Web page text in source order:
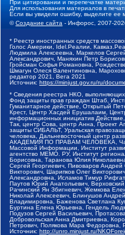
При цитировании и перепечатке
Для использования материалов в
Если вы увидели ошибку, выделите
©Создание сайта - Инфорос, 2007-
* Реестр иностранных средств
Голос Америки, Idel.Реалии,
Людмила Алексеевна, Маркелов
Александрович, Маняхин Петр
Гройсман Софья Романовна,
Шмагун Олеся Валентиновна,
редактор 2021, Вега 2021
Источник: https://minjust.gov.ru/ru/
* Сведения реестра НКО, выполняющих
Фонд защиты прав граждан Штаб,
Гуманитарное действие, Открытый
Крест, Центр Хасдей Ерушалаим,
информационных инициатив
Так, центр Сова, центр Анна, Проект
защиты СИБАЛЬТ, Уральская
человека, Дальневосточный центр
АКАДЕМИЯ ПО ПРАВАМ ЧЕЛОВЕКА,
Массовой Информации, Институт
агентство МЕМО. РУ, Институт
Борисовна, Таранова Юлия
Сергей Георгиевич, Пивоваров
Викторович, Шарипков Олег
Александровна, Исламов Тимур
Паутов Юрий Анатольевич,
Рачинский Ян Збигневич, Жемкова
Николай Алексеевич, Блинушов
Владимировна, Баженова Светлана
Буртина Елена Юрьевна, Гендель
Подузов Сергей Васильевич,
Добровольская Анна Дмитриевна,
Петрович, Полякова Мара Федоровна,
Источник: http://unro.minjust.ru/